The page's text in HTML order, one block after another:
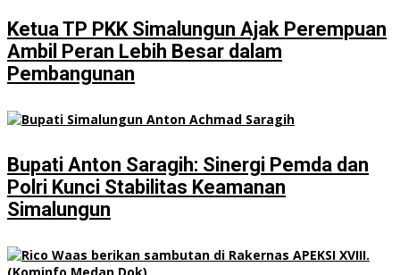
Ketua TP PKK Simalungun Ajak Perempuan
Ambil Peran Lebih Besar dalam
Pembangunan
Bupati Anton Saragih: Sinergi Pemda dan
Polri Kunci Stabilitas Keamanan
Simalungun